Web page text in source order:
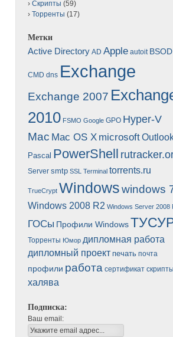
Скрипты (59)
Торренты (17)
Метки
Active Directory AD Apple autoit BSOD
CMD dns Exchange
Exchange 2007
2010 FSMO Google GPO Hyper-V
Mac Mac OS X microsoft
Pascal PowerShell
Server smtp SSL Terminal torrents.ru
TrueCrypt Windowswindows
Windows 2008 R2 Windows Server 2008
ГОСы Профили Windows
Торренты Юмор дипломная работа
дипломный проект печать почта
профили работа сертификат скрипты
халява
Подписка:
Ваш email: